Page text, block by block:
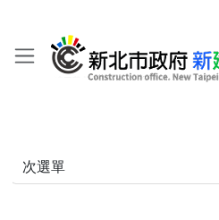
次選單